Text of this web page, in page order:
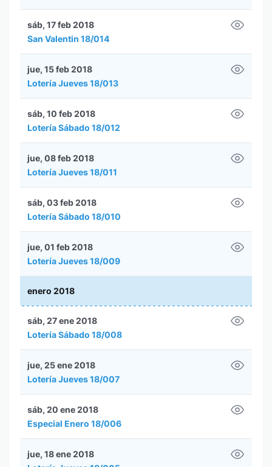
San Valentin 18/014
sáb, 17 feb 2018
Lotería Jueves 18/013
jue, 15 feb 2018
Lotería Sábado 18/012
sáb, 10 feb 2018
Lotería Jueves 18/011
jue, 08 feb 2018
Lotería Sábado 18/010
sáb, 03 feb 2018
Lotería Jueves 18/009
jue, 01 feb 2018
enero 2018
Lotería Sábado 18/008
sáb, 27 ene 2018
Lotería Jueves 18/007
jue, 25 ene 2018
Especial Enero 18/006
sáb, 20 ene 2018
jue, 18 ene 2018